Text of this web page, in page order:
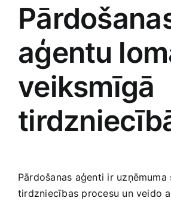
Zoo preces
aģentu
veiksmīgā
Pārdošanas aģenti ir
tirdzniecības procesu un veido